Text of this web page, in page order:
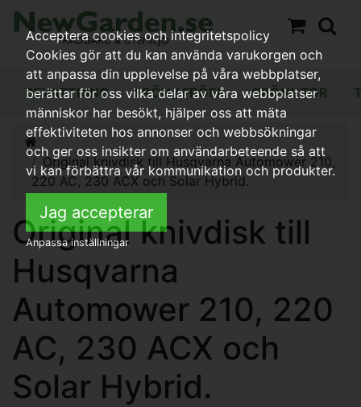
BEVATTNING FRÖN / FRÖER GRÖNYTOR
Original knivdisk till Husqvarna Automower 210,
220 AC, 230 ACX och Solar Hybrid.
Original knivdisk till
Husqvarna
Automower 210, 220
AC, 230 ACX och
Solar Hybrid.
Acceptera cookies och integritetspolicy
Cookies gör att du kan använda varukorgen och
att anpassa din upplevelse på våra webbplatser,
berättar för oss vilka delar av våra webbplatser
människor har besökt, hjälper oss att mäta
effektiviteten hos annonser och webbsökningar
och ger oss insikter om användarbeteende så att
vi kan förbättra vår kommunikation och produkter.
Jag accepterar
Anpassa inställningar